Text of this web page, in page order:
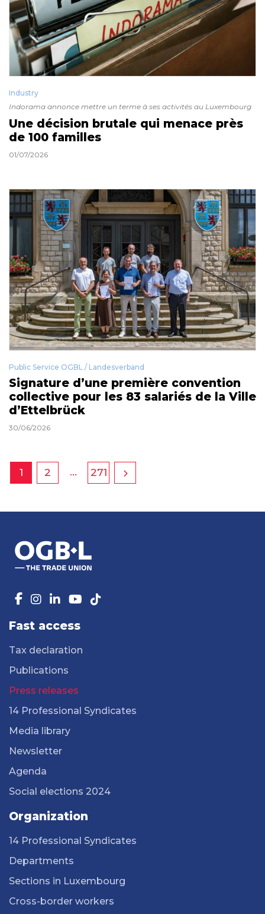
Industry
Indorama annonce mettre un terme à ses activités au Luxembourg
Une décision brutale qui menace près
de 100 familles
01/07/2026
Public Service OGBL / Landesverband
Signature d’une première convention
collective pour les 83 salariés de la Ville
d’Ettelbrück
30/06/2026
1 2 … 271
Fast access
Tax declaration
Publications
Press releases
14 Professional Syndicates
Media library
Newsletter
Agenda
Social elections 2024
Organization
14 Professional Syndicates
Departments
Sections in Luxembourg
Cross-border workers